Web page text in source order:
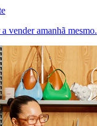
vender amanhã mesmo.